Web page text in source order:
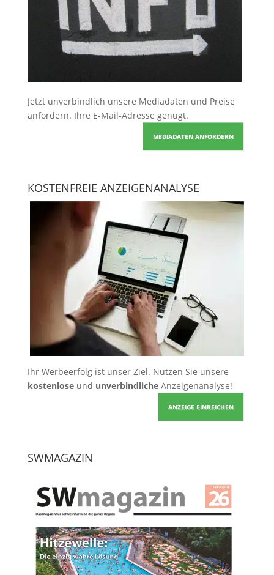
Jetzt unverbindlich unsere Mediadaten und Preise
anfordern. Ihre E-Mail-Adresse genügt.
MEDIADATEN ANFORDERN
KOSTENFREIE ANZEIGENANALYSE
Ihr Werbeerfolg ist unser Ziel. Nutzen Sie unsere
kostenloseund unverbindlicheAnzeigenanalyse!
ANZEIGE EINREICHEN
SWMAGAZIN